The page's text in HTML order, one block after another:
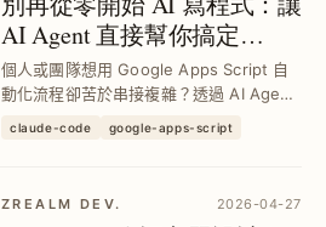
AI Agent 直接幫你搞定
Google Apps Script 串接與開
發
個人或團隊想用 Google Apps Script 自
動化流程卻苦於串接複雜？透過 AI Agent
案，實現個人桌面 Dashboard 串接天氣、
claude-code google-apps-script
ZREALM DEV. 2026-04-27